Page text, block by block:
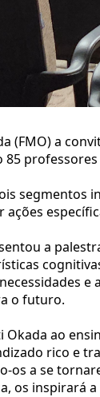
(FMO) a
segmentos
a
o futuro.
ao
rico e
a se
os